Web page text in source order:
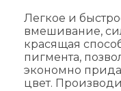
Легкое и
вмешивание,
красящая
пигмента,
экономно
цвет.